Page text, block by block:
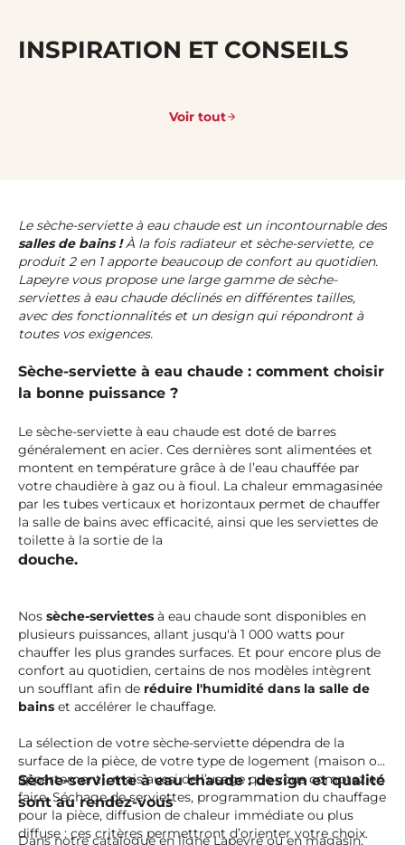
INSPIRATION ET CONSEILS
Voir tout
Le sèche-serviette à eau chaude est un incontournable des
salles de bains !À la fois radiateur et sèche-serviette, ce
produit 2 en 1 apporte beaucoup de confort au quotidien.
Lapeyre vous propose une large gamme de sèche-
serviettes à eau chaude déclinés en différentes tailles,
avec des fonctionnalités et un design qui répondront à
toutes vos exigences.
Sèche-serviette à eau chaude : comment choisir
la bonne puissance ?
Le sèche-serviette à eau chaude est doté de barres
généralement en acier. Ces dernières sont alimentées et
montent en température grâce à de l’eau chauffée par
votre chaudière à gaz ou à fioul. La chaleur emmagasinée
par les tubes verticaux et horizontaux permet de chauffer
la salle de bains avec efficacité, ainsi que les serviettes de
toilette à la sortie de la
douche.
Nos sèche-serviettes à eau chaude sont disponibles en
plusieurs puissances, allant jusqu'à 1 000 watts pour
chauffer les plus grandes surfaces. Et pour encore plus de
confort au quotidien, certains de nos modèles intègrent
un soufflant afin de réduire l'humidité dans la salle de
bains et accélérer le chauffage.
La sélection de votre sèche-serviette dépendra de la
surface de la pièce, de votre type de logement (maison ou
appartement), mais aussi de l’usage que vous comptez en
faire. Séchage de serviettes, programmation du chauffage
pour la pièce, diffusion de chaleur immédiate ou plus
diffuse : ces critères permettront d’orienter votre choix.
Sèche-serviette à eau chaude : design et qualité
sont au rendez-vous
Dans notre catalogue en ligne Lapeyre ou en magasin,